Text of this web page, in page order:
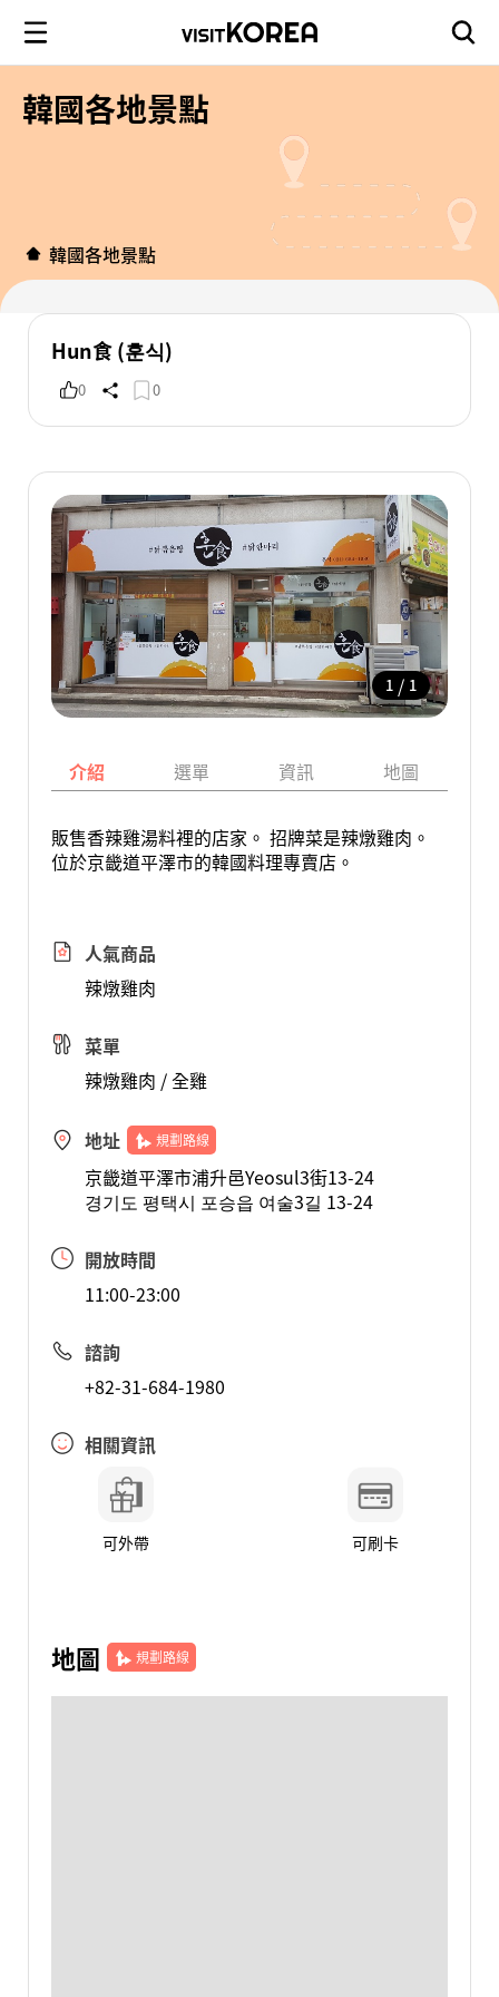
韓國各地景點
韓國各地景點
Hun食 (훈식)
0 0
1 / 1
介紹 選單 資訊 地圖
販售香辣雞湯料裡的店家。 招牌菜是辣燉雞肉。
位於京畿道平澤市的韓國料理專賣店。
人氣商品
辣燉雞肉
菜單
辣燉雞肉 / 全雞
地址 規劃路線
京畿道平澤市浦升邑Yeosul3街13-24
경기도 평택시 포승읍 여술3길 13-24
開放時間
11:00-23:00
諮詢
+82-31-684-1980
相關資訊
可外帶 可刷卡
地圖 規劃路線